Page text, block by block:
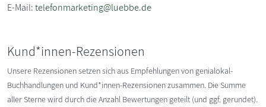
E-Mail:telefonmarketing@luebbe.de
Kund*innen-Rezensionen
Unsere Rezensionen setzen sich aus Empfehlungen von genialokal-
Buchhandlungen und Kund*innen-Rezensionen zusammen. Die Summe
aller Sterne wird durch die Anzahl Bewertungen geteilt (und ggf. gerundet).